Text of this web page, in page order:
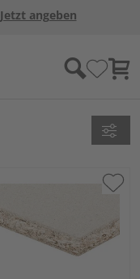
Jetzt angeben